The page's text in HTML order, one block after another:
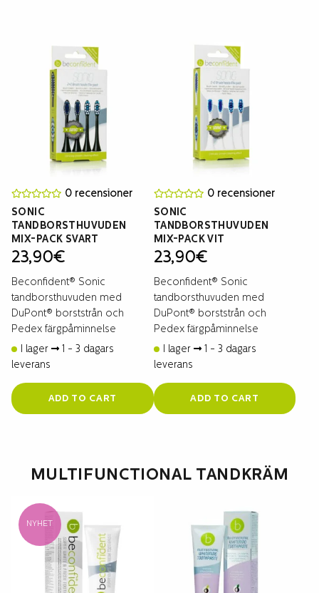
0 recensioner
SONIC
TANDBORSTHUVUDEN
MIX-PACK SVART
23,90€
Beconfident® Sonic
tandborsthuvuden med
DuPont® borststrån och
Pedex färgpåminnelse
I lager
1 - 3 dagars
leverans
ADD TO CART
0 recensioner
SONIC
TANDBORSTHUVUDEN
MIX-PACK VIT
23,90€
Beconfident® Sonic
tandborsthuvuden med
DuPont® borststrån och
Pedex färgpåminnelse
I lager
1 - 3 dagars
leverans
ADD TO CART
MULTIFUNCTIONAL TANDKRÄM
NYHET